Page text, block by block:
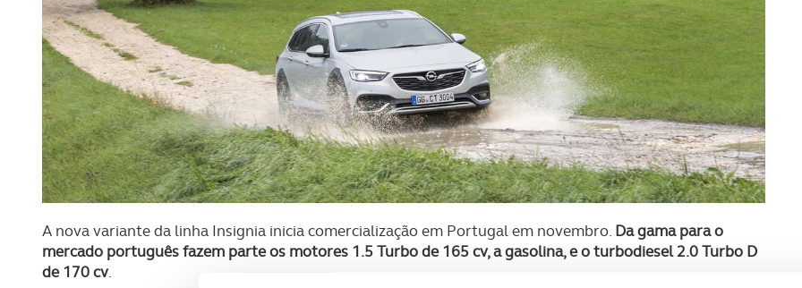
A nova variante da linha Insignia inicia comercialização em Portugal em novembro. Da gama para o
mercado português fazem parte os motores 1.5 Turbo de 165 cv, a gasolina, e o turbodiesel 2.0 Turbo D
de 170 cv.